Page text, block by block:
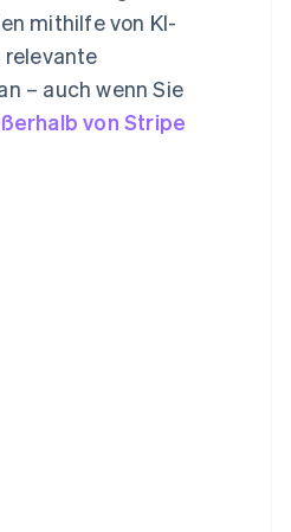
mithilfe von KI-
relevante
– auch wenn Sie
von Stripe